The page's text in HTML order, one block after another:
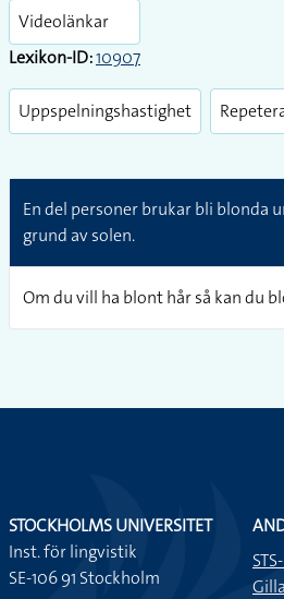
Videolänkar
Lexikon-ID:10907
Uppspelningshastighet
En del personer brukar bli blonda
grund av solen.
Om du vill ha blont hår så kan du
STOCKHOLMS UNIVERSITET
Inst. för lingvistik
SE-106 91 Stockholm